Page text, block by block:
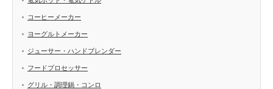
コーヒーメーカー
ヨーグルトメーカー
ジューサー・ハンドブレンダー
フードプロセッサー
グリル・調理鍋・コンロ